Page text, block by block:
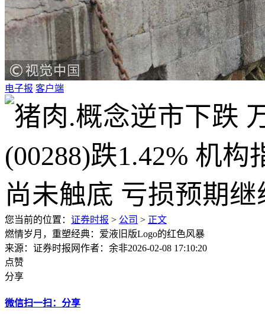
电子报 客户端
您当前的位置： 证券时报 > 公司 > 正文
燃情岁月，重塑经典：爱液旧版Logo的红色风暴
来源：证券时报网作者：余非2026-02-08 17:10:20
点赞
分享
微信扫一扫：分享